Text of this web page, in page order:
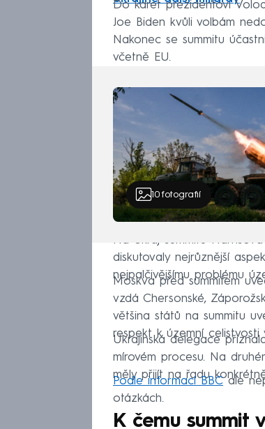
Do karet prezidentovi
Joe Biden kvůli volbám
Nakonec se summitu
včetně EU.
10fotografií
Na okraj summitu Harrisová
diskutovaly nejrůznější
nejpalčivějšímu problému
Moskva před summitem
vzdá Chersonské,
většina států na summitu
respekt k územní celistvosti
Ukrajinská delegace
mírovém procesu. Na
měly přijít na řadu
Podle informací BBCale
otázkách.
K čemu summit